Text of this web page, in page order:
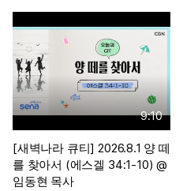
9:10
[새벽나라 큐티] 2026.8.1 양 떼
를 찾아서 (에스겔 34:1-10) @
임동현 목사